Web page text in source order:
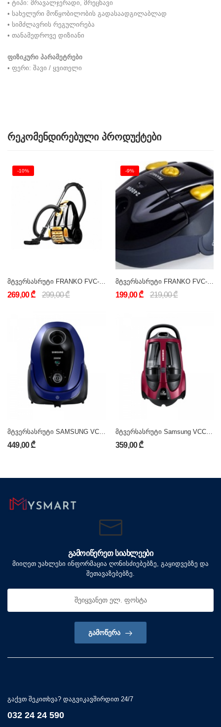
• ტიპი: მრავალჯერადი, მრეცხავი
• სახელური მოწყობილობის გადასაადგილაბლად
• სიმძლავრის რეგულირება
• თანამედროვე დიზიანი
ფიზიკური პარამეტრები
• ფერი: შავი / ყვითელი
რეკომენდირებული პროდუქტები
-10%
269,00 ₾ 299,00 ₾
-9%
199,00 ₾ 219,00 ₾
449,00 ₾ 359,00 ₾
ᲒᲐᲛᲝᲘᲬᲔᲠᲔᲗ ᲡᲘᲐᲮᲚᲔᲔᲑᲘ
მიიღეთ უახლესი ინფორმაცია ღონისძიებებზე, გაყიდვებზე და
შეთავაზებებზე.
ᲒᲐᲛᲝᲬᲔᲠᲐ
გაქვთ შეკითხვა? დაგვიკავშირდით 24/7
032 24 24 590